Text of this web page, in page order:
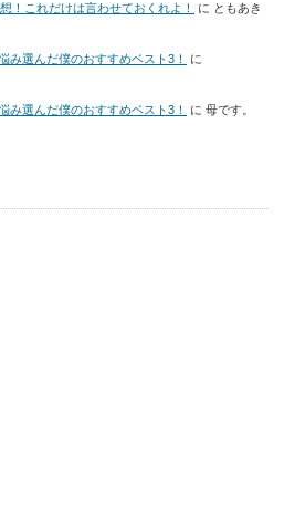
！これだけは言わせておくれよ！ に ともあき
み選んだ僕のおすすめベスト3！
に
み選んだ僕のおすすめベスト3！ に 母です。